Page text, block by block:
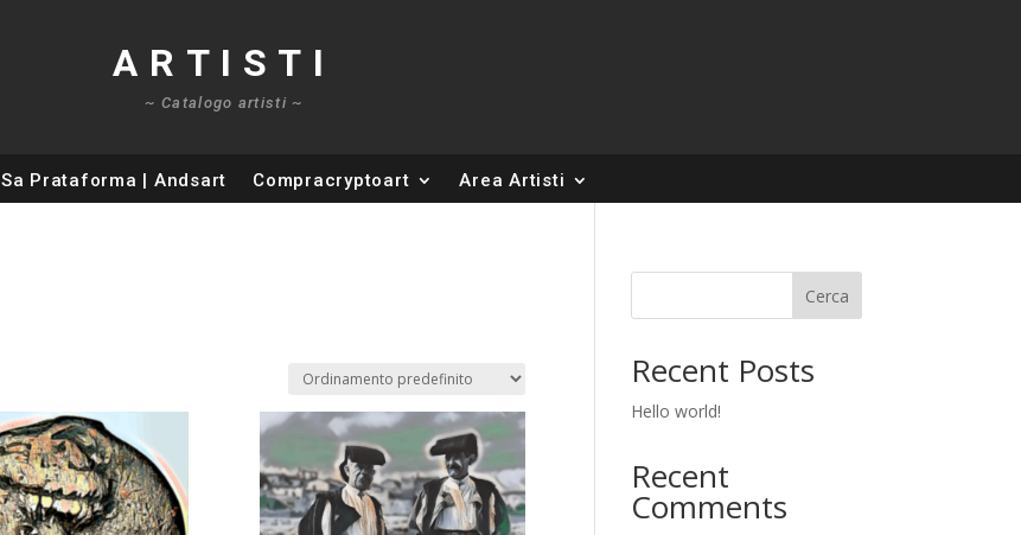
ARTISTI
~ Catalogo artisti ~
Sa Prataforma | Andsart Compracryptoart Area Artisti
Cerca
Recent Posts
Hello world!
Recent
Comments